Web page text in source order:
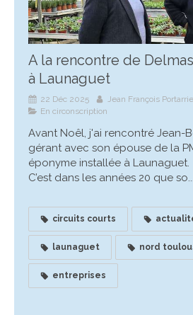
A la rencontre de
à Launaguet
22 Déc 2025
Jean François
En circonscription
Avant Noêl, j'ai rencontré Jean-
gérant avec son épouse de la
éponyme installée à Launaguet.
C’est dans les années 20 que so...
circuits courts
launaguet nord
entreprises